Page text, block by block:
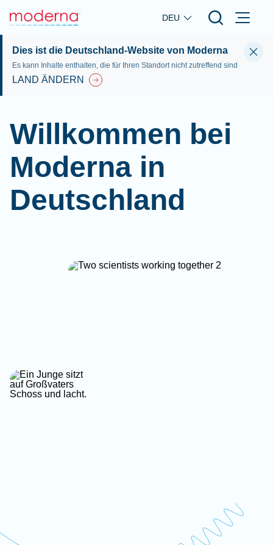
Skip to main content
DEU
Dies ist die Deutschland-Website von Moderna
Es kann Inhalte enthalten, die für Ihren Standort nicht zutreffend sind
LAND ÄNDERN
Willkommen bei
Moderna in
Deutschland